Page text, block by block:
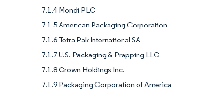
7.1.4 Mondi PLC
7.1.5 American Packaging Corporation
7.1.6 Tetra Pak International SA
7.1.7 U.S. Packaging & Prapping LLC
7.1.8 Crown Holdings Inc.
7.1.9 Packaging Corporation of America